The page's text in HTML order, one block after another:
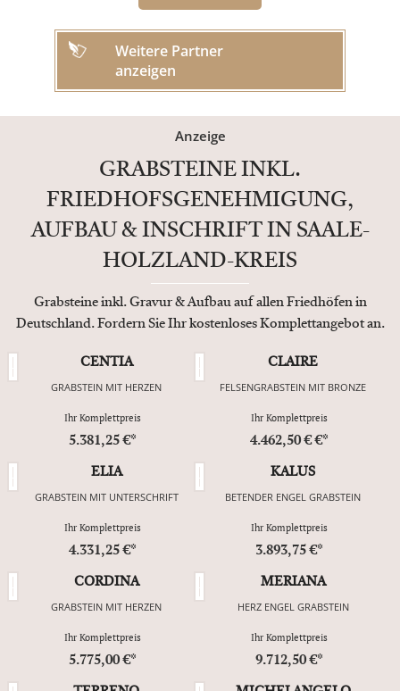
Weitere Partner
anzeigen
Anzeige
GRABSTEINE INKL.
FRIEDHOFSGENEHMIGUNG,
AUFBAU & INSCHRIFT IN SAALE-
HOLZLAND-KREIS
Grabsteine inkl. Gravur & Aufbau auf allen Friedhöfen in
Deutschland. Fordern Sie Ihr kostenloses Komplettangebot an.
CENTIA
GRABSTEIN MIT HERZEN
Ihr Komplettpreis
5.381,25 €*
CLAIRE
FELSENGRABSTEIN MIT BRONZE
Ihr Komplettpreis
4.462,50 € €*
ELIA
GRABSTEIN MIT UNTERSCHRIFT
Ihr Komplettpreis
4.331,25 €*
KALUS
BETENDER ENGEL GRABSTEIN
Ihr Komplettpreis
3.893,75 €*
CORDINA
GRABSTEIN MIT HERZEN
Ihr Komplettpreis
5.775,00 €*
MERIANA
HERZ ENGEL GRABSTEIN
Ihr Komplettpreis
9.712,50 €*